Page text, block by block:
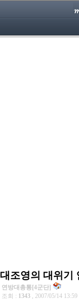
대조영의 대위기
연방대총통[4군단]
조회 : 1343 , 2007/05/14 13:59